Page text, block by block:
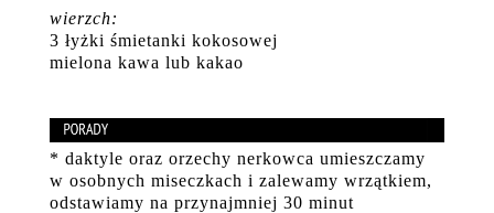
wierzch:
3 łyżki śmietanki kokosowej
mielona kawa lub kakao
* daktyle oraz orzechy nerkowca umieszczamy
w osobnych miseczkach i zalewamy wrzątkiem,
odstawiamy na przynajmniej 30 minut